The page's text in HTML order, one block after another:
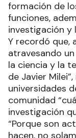
formación de
funciones,
investigación y
Y recordó que,
atravesando
la ciencia y la
de Javier
universidades
comunidad
investigación
“Porque son